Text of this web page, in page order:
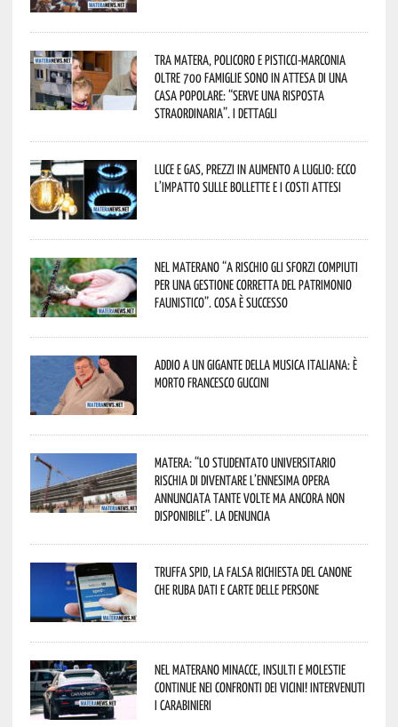
Tra Matera, Policoro e Pisticci-Marconia
oltre 700 famiglie sono in attesa di una
casa popolare: “serve una risposta
straordinaria”. I dettagli
Luce e gas, prezzi in aumento a luglio: ecco
l’impatto sulle bollette e i costi attesi
Nel materano “a rischio gli sforzi compiuti
per una gestione corretta del patrimonio
faunistico”. Cosa è successo
Addio a un gigante della musica italiana: è
morto Francesco Guccini
Matera: “Lo studentato universitario
rischia di diventare l’ennesima opera
annunciata tante volte ma ancora non
disponibile”. La denuncia
Truffa Spid, la falsa richiesta del canone
che ruba dati e carte delle persone
Nel materano minacce, insulti e molestie
continue nei confronti dei vicini! Intervenuti
i Carabinieri